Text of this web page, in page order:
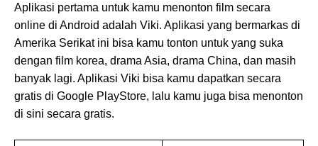
Aplikasi pertama untuk kamu menonton film secara
online di Android adalah Viki. Aplikasi yang bermarkas di
Amerika Serikat ini bisa kamu tonton untuk yang suka
dengan film korea, drama Asia, drama China, dan masih
banyak lagi. Aplikasi Viki bisa kamu dapatkan secara
gratis di Google PlayStore, lalu kamu juga bisa menonton
di sini secara gratis.